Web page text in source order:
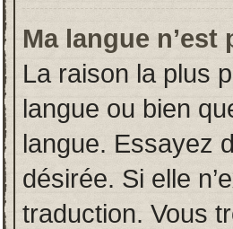
Ma langue
La raison la plus
langue ou bien
langue. Essayez
désirée. Si elle
traduction. Vous